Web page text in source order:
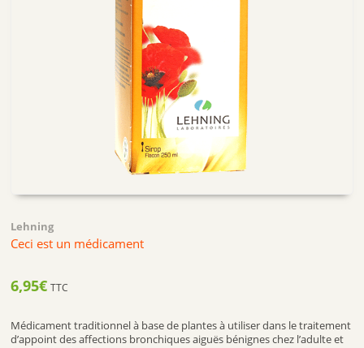
Lehning
Ceci est un médicament
6,95€ TTC
Médicament traditionnel à base de plantes à utiliser dans le traitement
d’appoint des affections bronchiques aiguës bénignes chez l’adulte et